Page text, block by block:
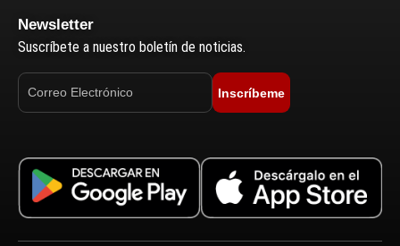
Newsletter
Suscríbete a nuestro boletín de noticias.
Inscríbeme